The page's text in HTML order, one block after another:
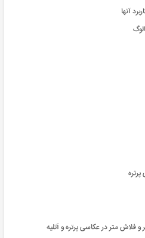
آنها
و فلاش متر در عکاسی پرتره و آتلیه